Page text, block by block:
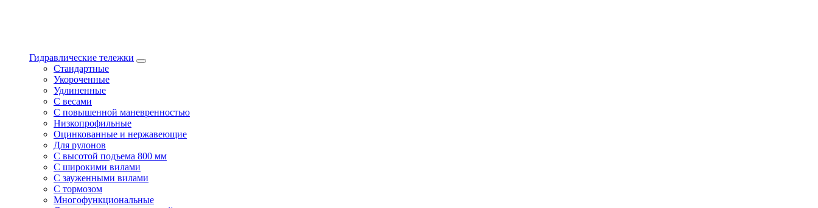
Гидравлические тележки
Стандартные
Укороченные
Удлиненные
С весами
С повышенной маневренностью
Низкопрофильные
Оцинкованные и нержавеющие
Для рулонов
С высотой подъема 800 мм
С широкими вилами
С зауженными вилами
С тормозом
Многофункциональные